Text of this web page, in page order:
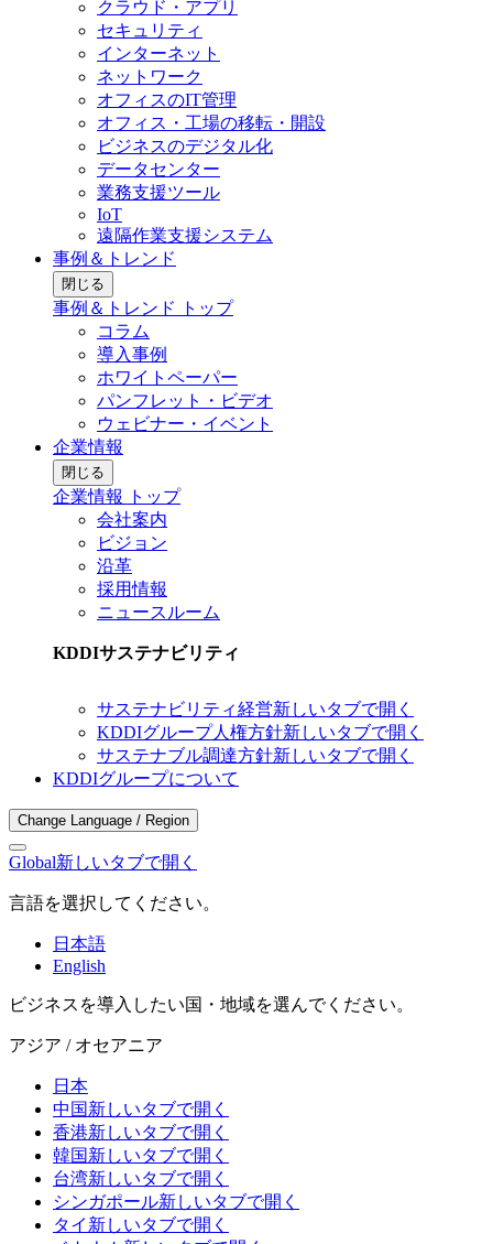
クラウド・アプリ
セキュリティ
インターネット
ネットワーク
オフィスのIT管理
オフィス・工場の移転・開設
ビジネスのデジタル化
データセンター
業務支援ツール
IoT
遠隔作業支援システム
事例＆トレンド
閉じる
事例＆トレンド トップ
コラム
導入事例
ホワイトペーパー
パンフレット・ビデオ
ウェビナー・イベント
企業情報
閉じる
企業情報 トップ
会社案内
ビジョン
沿革
採用情報
ニュースルーム
KDDIサステナビリティ
サステナビリティ経営新しいタブで開く
KDDIグループ人権方針新しいタブで開く
サステナブル調達方針新しいタブで開く
KDDIグループについて
Change Language / Region
Global新しいタブで開く
言語を選択してください。
日本語
English
ビジネスを導入したい国・地域を選んでください。
アジア / オセアニア
日本
中国新しいタブで開く
香港新しいタブで開く
韓国新しいタブで開く
台湾新しいタブで開く
シンガポール新しいタブで開く
タイ 新しいタブで開く